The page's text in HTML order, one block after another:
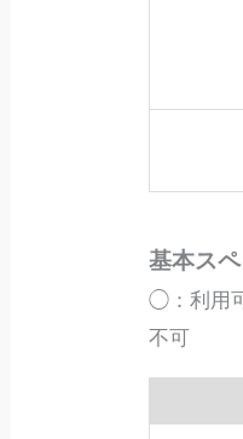
基本ス
◯：利用
不可